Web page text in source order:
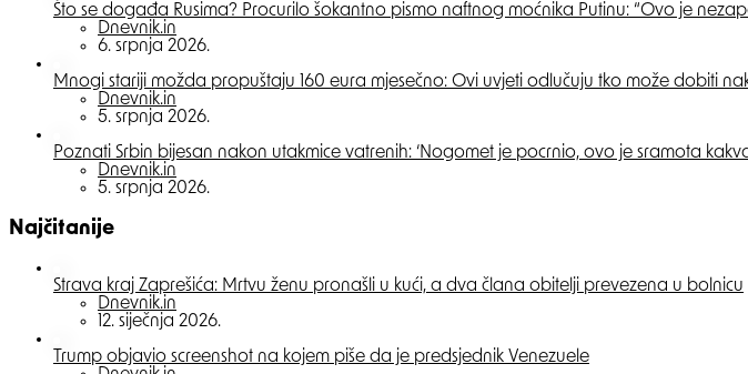
Što se događa Rusima? Procurilo šokantno pismo naftnog moćnika Putinu: “Ovo je
Posted
Dnevnik.in
6. srpnja 2026.
Mnogi stariji možda propuštaju 160 eura mjesečno: Ovi uvjeti odlučuju tko može dobiti
Posted
Dnevnik.in
5. srpnja 2026.
Poznati Srbin bijesan nakon utakmice vatrenih: ‘Nogomet je pocrnio, ovo je sramota
Posted
Dnevnik.in
5. srpnja 2026.
Najčitanije
Strava kraj Zaprešića: Mrtvu ženu pronašli u kući, a dva člana obitelji prevezena u bolnicu
Posted
Dnevnik.in
12. siječnja 2026.
Trump objavio screenshot na kojem piše da je predsjednik Venezuele